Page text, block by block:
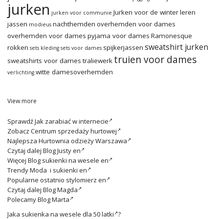
jurken jurken voor communie Jurken voor de winterleren
jassen modieus nachthemden overhemden voor dames
overhemden voor dames pyjama voor dames Ramonesque
rokken sets kleding sets voor dames spijkerjassen sweatshirt jurken
sweatshirts voor dames traliewerk truien voor dames
verlichting witte damesoverhemden
View more
SprawdźJak zarabiać w internecie
Zobacz Centrum sprzedaży hurtowej
Najlepsza Hurtownia odzieży Warszawa
Czytaj dalej Blog Justy en
Więcej Blog sukienki na wesele en
TrendyModa i sukienki en
Popularne ostatnio stylomierz en
Czytaj dalej Blog Magda
PolecamyBlog Marta
Jaka sukienka na wesele dla 50 latki ?